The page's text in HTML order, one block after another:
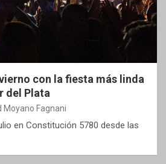
con la fiesta más linda
del Plata
Moyano Fagnani
en Constitución 5780 desde las